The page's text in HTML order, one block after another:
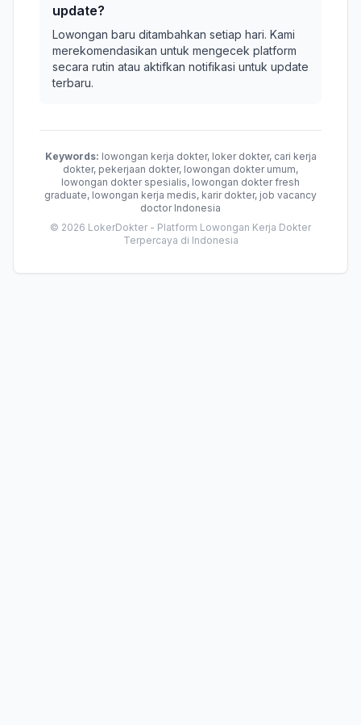
update?
Lowongan baru ditambahkan setiap hari. Kami
merekomendasikan untuk mengecek platform
secara rutin atau aktifkan notifikasi untuk update
terbaru.
Keywords: lowongan kerja dokter, loker dokter, cari kerja
dokter, pekerjaan dokter, lowongan dokter umum,
lowongan dokter spesialis, lowongan dokter fresh
graduate, lowongan kerja medis, karir dokter, job vacancy
doctor Indonesia
© 2026 LokerDokter - Platform Lowongan Kerja Dokter
Terpercaya di Indonesia